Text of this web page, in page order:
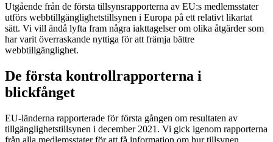
Utgående från de första tillsynsrapporterna av EU:s medlemsstater
utförs webbtillgänglighetstillsynen i Europa på ett relativt likartat
sätt. Vi vill ändå lyfta fram några iakttagelser om olika åtgärder som
har varit överraskande nyttiga för att främja bättre
webbtillgänglighet.
De första kontrollrapporterna i
blickfånget
EU-länderna rapporterade för första gången om resultaten av
tillgänglighetstillsynen i december 2021. Vi gick igenom rapporterna
från alla medlemsstater för att få information om hur tillsynen